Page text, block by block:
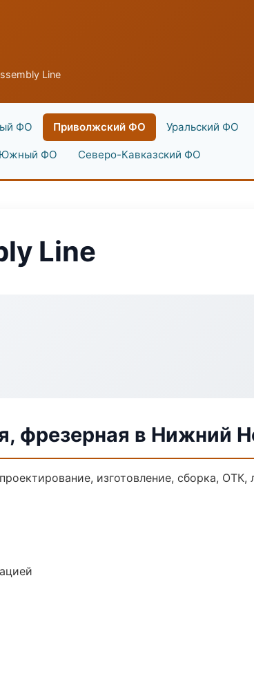
Line
ФО Приволжский ФО Уральский ФО
Южный ФО Северо-Кавказский ФО
Line
фрезерная в Нижний
изготовление, сборка,